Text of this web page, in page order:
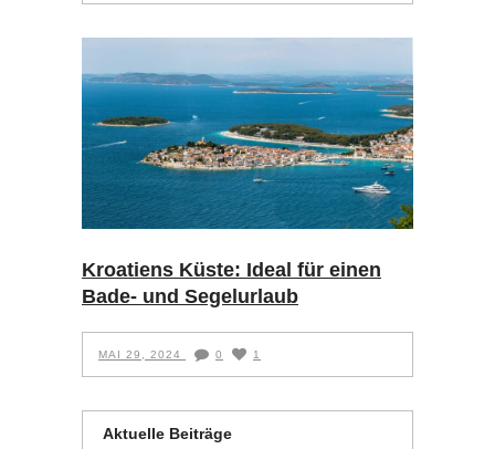
Kroatiens Küste: Ideal für einen
Bade- und Segelurlaub
MAI 29, 2024 0 1
Aktuelle Beiträge